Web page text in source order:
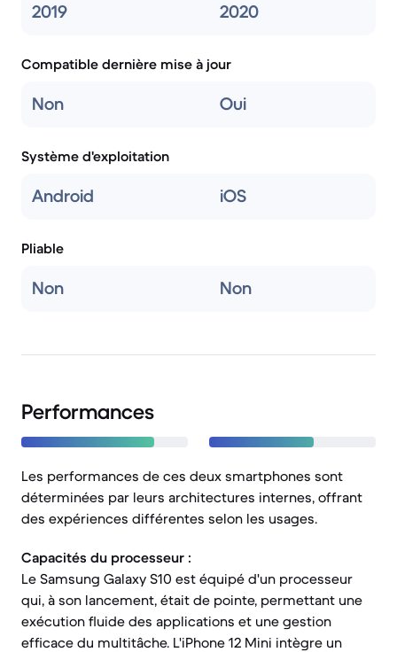
2019 2020
Compatible dernière mise à jour
Non Oui
Système d'exploitation
Android iOS
Pliable
Non Non
Performances
Les performances de ces deux smartphones sont
déterminées par leurs architectures internes, offrant
des expériences différentes selon les usages.
Capacités du processeur :
Le Samsung Galaxy S10 est équipé d'un processeur
qui, à son lancement, était de pointe, permettant une
exécution fluide des applications et une gestion
efficace du multitâche. L'iPhone 12 Mini intègre un